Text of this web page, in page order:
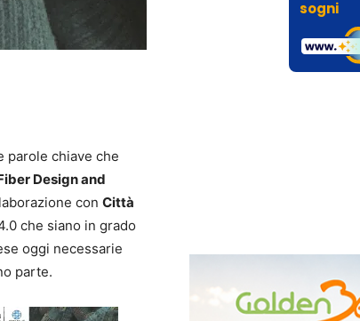
parole chiave che
Design and
con Città
che siano in grado
oggi necessarie
parte.